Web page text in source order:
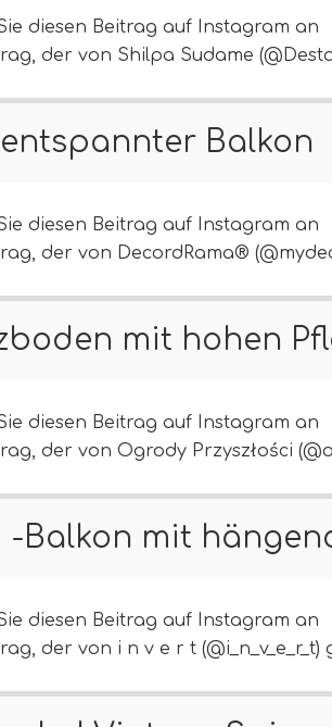
diesen Beitrag auf Instagram an
der von Shilpa Sudame
Balkon
diesen Beitrag auf Instagram an
der von DecordRama®
mit hohen
diesen Beitrag auf Instagram an
der von Ogrody Przyszłości
-Balkon mit
diesen Beitrag auf Instagram an
der von i n v e r t (@i_n_v_e_r_t)